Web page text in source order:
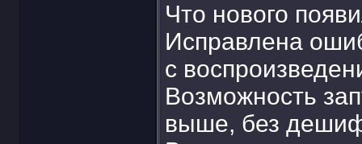
Что нового
Исправлена
с
Возможность
выше, без